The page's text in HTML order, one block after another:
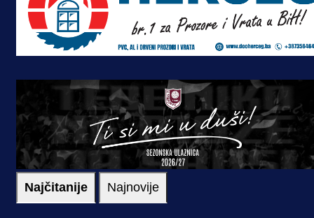
Najčitanije Najnovije